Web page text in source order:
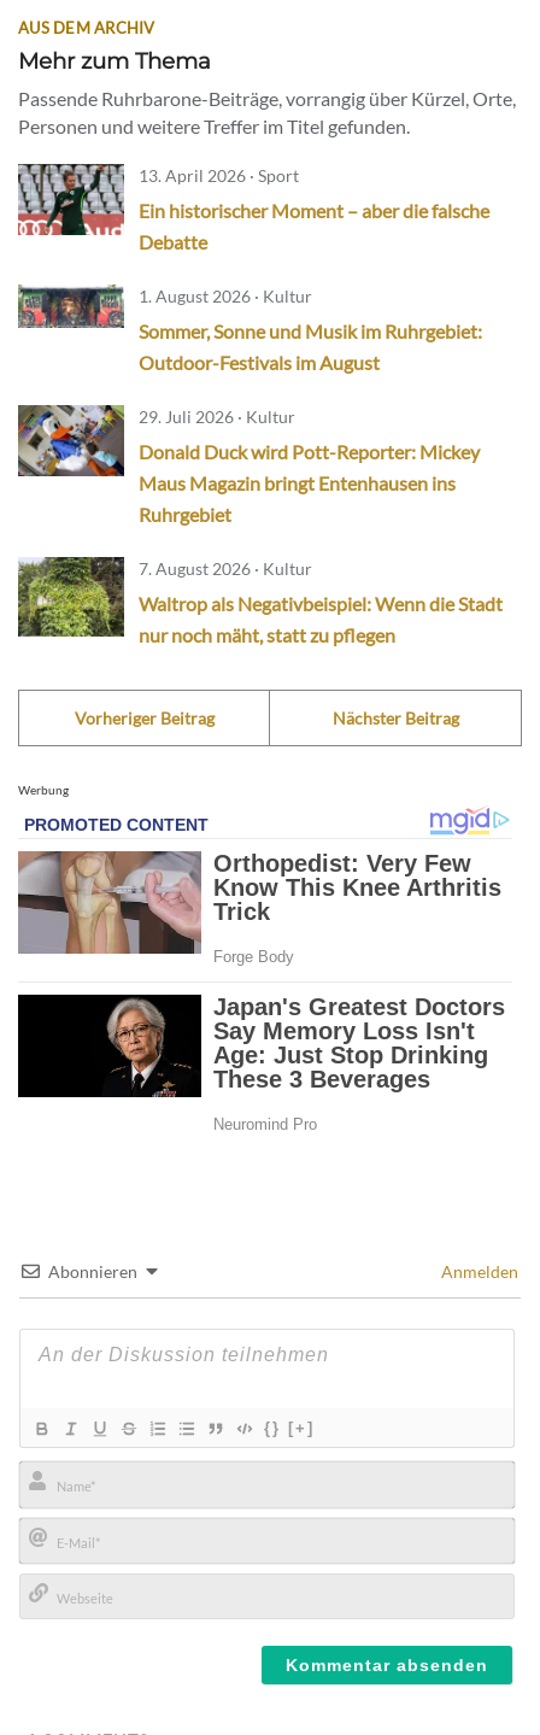
AUS DEM ARCHIV
Mehr zum Thema
Passende Ruhrbarone-Beiträge, vorrangig über Kürzel, Orte,
Personen und weitere Treffer im Titel gefunden.
13. April 2026 · Sport
Ein historischer Moment – aber die falsche
Debatte
1. August 2026 · Kultur
Sommer, Sonne und Musik im Ruhrgebiet:
Outdoor-Festivals im August
29. Juli 2026 · Kultur
Donald Duck wird Pott-Reporter: Mickey
Maus Magazin bringt Entenhausen ins
Ruhrgebiet
7. August 2026 · Kultur
Waltrop als Negativbeispiel: Wenn die Stadt
nur noch mäht, statt zu pflegen
Vorheriger Beitrag Nächster Beitrag
Werbung
Abonnieren Anmelden
{} [+]
Name*
E-
Mail*